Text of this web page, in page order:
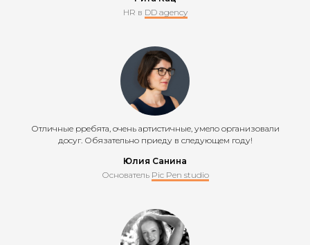
HR в DD agency
Отличные рребята, очень артистичные, умело организовали
досуг. Обязательно приеду в следующем году!
Юлия Санина
Основатель Pic Pen studio